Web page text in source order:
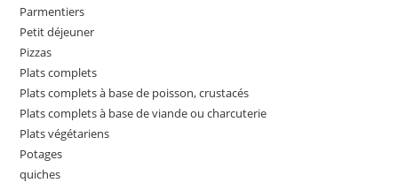
Parmentiers
Petit déjeuner
Pizzas
Plats complets
Plats complets à base de poisson, crustacés
Plats complets à base de viande ou charcuterie
Plats végétariens
Potages
quiches